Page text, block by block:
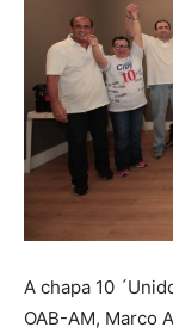
A chapa 10
OAB-AM, Marco